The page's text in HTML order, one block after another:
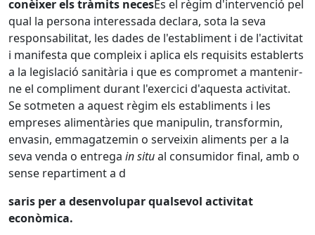
conèixer els tràmits necesÉs el règim d'intervenció pel
qual la persona interessada declara, sota la seva
responsabilitat, les dades de l'establiment i de l'activitat
i manifesta que compleix i aplica els requisits establerts
a la legislació sanitària i que es compromet a mantenir-
ne el compliment durant l'exercici d'aquesta activitat.
Se sotmeten a aquest règim els establiments i les
empreses alimentàries que manipulin, transformin,
envasin, emmagatzemin o serveixin aliments per a la
seva venda o entrega in situal consumidor final, amb o
sense repartiment a d
saris per a desenvolupar qualsevol activitat
econòmica.